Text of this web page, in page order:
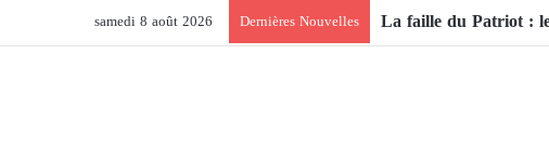
samedi 8 août 2026 Dernières Nouvelles La faille du Patriot :